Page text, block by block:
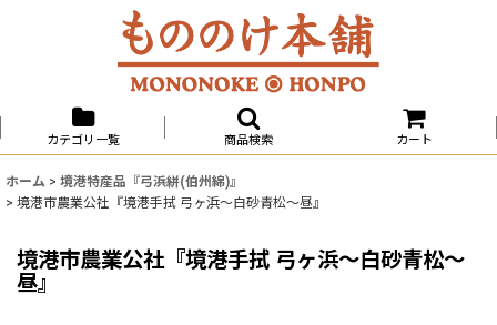
カテゴリ一覧 商品検索 カート
ホーム > 境港特産品『弓浜絣(伯州綿)』
> 境港市農業公社『境港手拭 弓ヶ浜〜白砂青松〜昼』
境港市農業公社『境港手拭 弓ヶ浜〜白砂青松〜
昼』